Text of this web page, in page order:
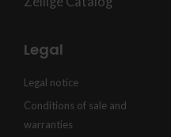
Legal
Legal notice
Conditions of sale and
warranties